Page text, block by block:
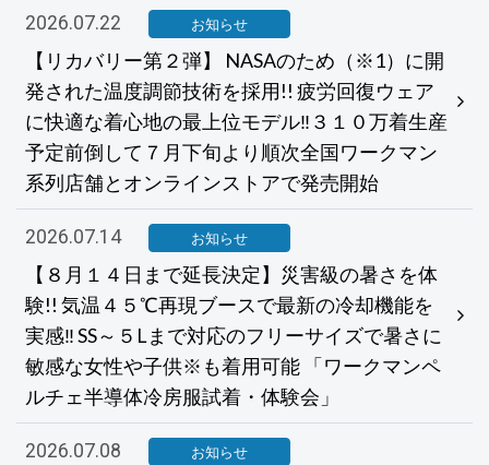
2026.07.22 お知らせ
【リカバリー第２弾】 NASAのため（※1）に開
発された温度調節技術を採用!! 疲労回復ウェア
に快適な着心地の最上位モデル‼３１０万着生産
予定前倒して７月下旬より順次全国ワークマン
系列店舗とオンラインストアで発売開始
2026.07.14 お知らせ
【８月１４日まで延長決定】災害級の暑さを体
験!! 気温４５℃再現ブースで最新の冷却機能を
実感‼ SS～５Lまで対応のフリーサイズで暑さに
敏感な女性や子供※も着用可能 「ワークマンペ
ルチェ半導体冷房服試着・体験会」
2026.07.08 お知らせ